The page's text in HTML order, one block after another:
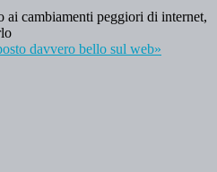
ai cambiamenti peggiori di internet,
davvero bello sul web»